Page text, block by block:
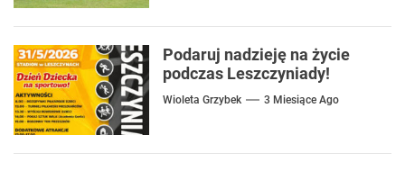
Podaruj nadzieję na życie
podczas Leszczyniady!
Wioleta Grzybek 3 Miesiące Ago